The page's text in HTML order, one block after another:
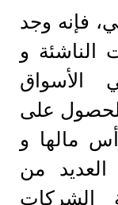
فإنه وجد
الناشئة و
الأسواق
الحصول على
مالها و
من
الشركات